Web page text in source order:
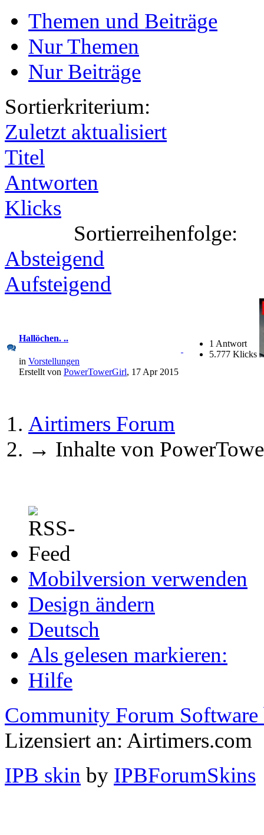
Themen und Beiträge
Nur Themen
Nur Beiträge
Sortierkriterium:
Zuletzt aktualisiert
Titel
Antworten
Klicks
Sortierreihenfolge:
Absteigend
Aufsteigend
Hallöchen. ..
in Vorstellungen
Erstellt von PowerTowerGirl, 17 Apr 2015
1 Antwort
5.777 Klicks
Airtimers Forum
→ Inhalte von
Mobilversion verwenden
Design ändern
Deutsch
Als gelesen markieren:
Hilfe
Community Forum Software
Lizensiert an: Airtimers.com
IPB skin by IPBForumSkins